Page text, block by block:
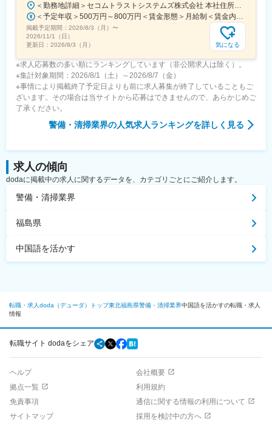
＜勤務地詳細＞セコムトラストシステムズ株式会社 本社住所：東京都新宿区富久町10-5 NMF新宿EASTビル勤務地最寄駅：丸の内線／新宿御苑駅受動喫煙対策：その他（屋内喫煙可能場所あるが、勤務時間中は全面禁煙）変更の範囲：会社の定める事業所（リモートワーク含む）
＜予定年収＞500万円～800万円＜賃金形態＞月給制＜賃金内訳＞月額（基本給）：269,000円～416,600円その他固定手当/月：13,500円～20,000円＜月給＞282,500円～436,600円＜昇給有無＞有＜残業手当＞有＜給与補足＞※給与詳細は、経験・スキル・年齢を考慮し、同社規定により決定します。■昇給：年1回■賞与：年2回賃金はあくまでも目安の金額であり、選考を通じて上下する可能性があります。月給(月額)は固定手当を含めた表記です。
掲載予定期間： 2026/8/3（月） 〜
2026/11/1（日）
更新日： 2026/8/3（月） 気になる
※求人応募数の多い順にランキングしています（非公開求人は除く）。
※集計対象期間：2026/8/1（土）～2026/8/7（金）
※事情により掲載終了予定日よりも前に求人募集が終了していることもご
ざいます。その場合は当サイトから応募はできませんので、あらかじめご
了承ください。
警備・清掃業界の人気求人ランキングを詳しく見る
求人の傾向
dodaに掲載中の求人に関するデータを、カテゴリごとにご紹介します。
警備・清掃業界
福島県
中国語を活かす
転職・求人doda（デューダ）トップ東北福島県警備・清掃業界中国語を活かすの転職・求人
情報
転職サイト dodaをシェア
ヘルプ
会社概要
拠点一覧
利用規約
免責事項
通信に関する情報の利用について
サイトマップ
採用を検討中の方へ